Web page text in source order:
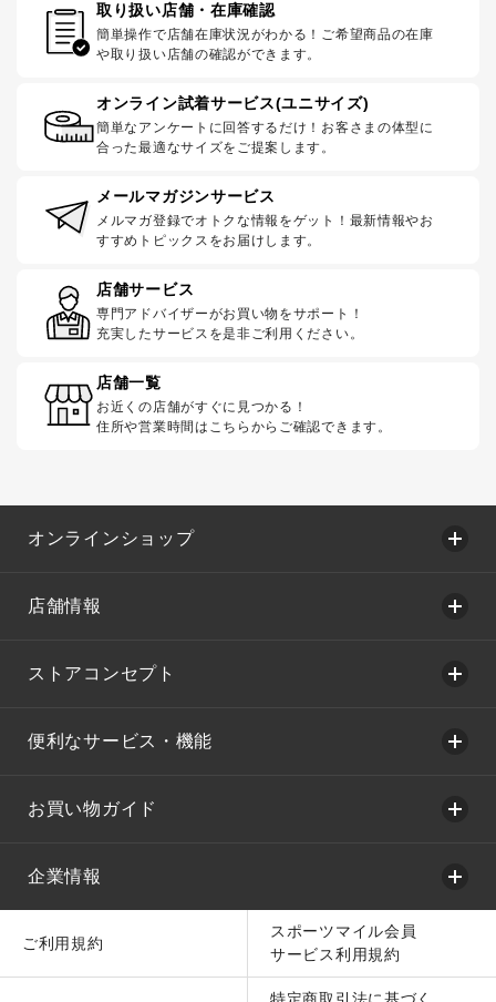
取り扱い店舗・在庫確認
簡単操作で店舗在庫状況がわかる！ご希望商品の在庫
や取り扱い店舗の確認ができます。
オンライン試着サービス(ユニサイズ)
簡単なアンケートに回答するだけ！お客さまの体型に
合った最適なサイズをご提案します。
メールマガジンサービス
メルマガ登録でオトクな情報をゲット！最新情報やお
すすめトピックスをお届けします。
店舗サービス
専門アドバイザーがお買い物をサポート！
充実したサービスを是非ご利用ください。
店舗一覧
お近くの店舗がすぐに見つかる！
住所や営業時間はこちらからご確認できます。
オンラインショップ
店舗情報
ストアコンセプト
便利なサービス・機能
お買い物ガイド
企業情報
ご利用規約
スポーツマイル会員
サービス利用規約